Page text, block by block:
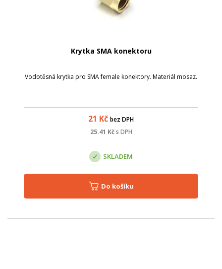
Krytka SMA konektoru
Vodotěsná krytka pro SMA female konektory. Materiál mosaz.
21 Kč bez DPH
25.41 Kč s DPH
SKLADEM
Do košíku